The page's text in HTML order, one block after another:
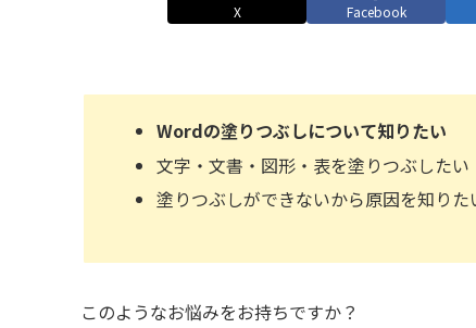
X Facebook
Wordの塗りつぶしについて知りたい
文字・文書・図形・表を塗りつぶしたい
塗りつぶしができないから原因を知りた
このようなお悩みをお持ちですか？